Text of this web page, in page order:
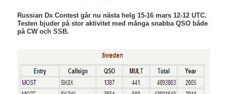
Russian Dx Contest går nu nästa helg 15-16 mars 12-12 UTC.
Testen bjuder på stor aktivitet med många snabba QSO både
på CW och SSB.